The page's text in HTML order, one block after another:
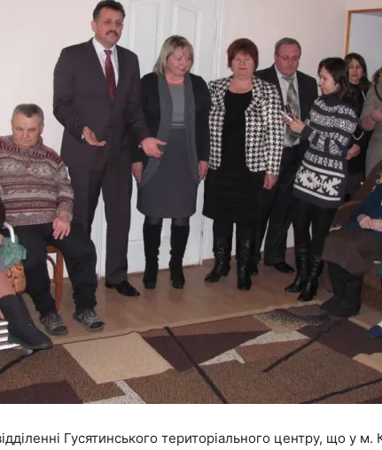
Гусятинського територіального центру, що у м.